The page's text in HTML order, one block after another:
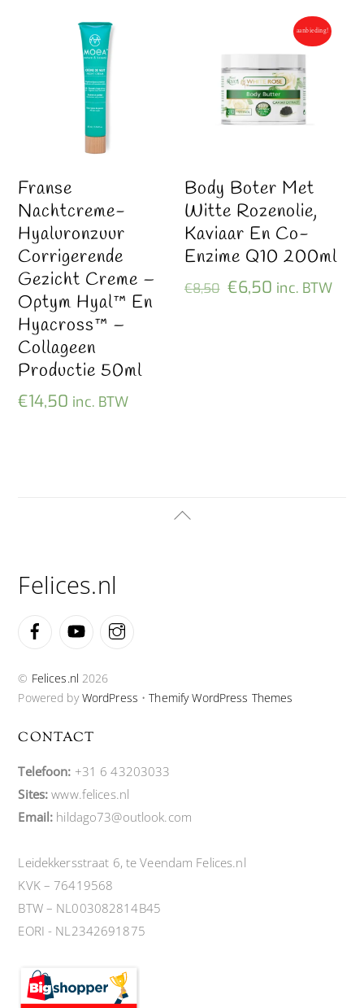
Franse
Nachtcreme-
Hyaluronzuur
Corrigerende
Gezicht Creme –
Optym Hyal™ En
Hyacross™ –
Collageen
Productie 50ml
€14,50 inc. BTW
aanbieding!
Body Boter Met
Witte Rozenolie,
Kaviaar En Co-
Enzime Q10 200ml
€8,50 Oorspronkelijke
€6,50 Huidige
inc. BTW
Back
Felices.nl
FacebookYouTube
© Felices.nl 2026
Powered byWordPress •Themify WordPress Themes
CONTACT
Telefoon: +31 6 43203033
Sites: www.felices.nl
Email: hildago73@outlook.com
Leidekkersstraat 6, te Veendam Felices.nl
KVK – 76419568
BTW – NL003082814B45
EORI - NL2342691875